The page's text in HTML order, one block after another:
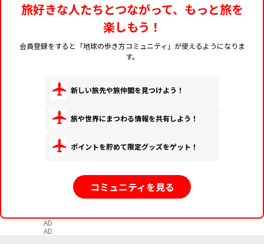
旅好きな人たちとつながって、もっと旅を
楽しもう！
会員登録をすると「地球の歩き方コミュニティ」が使えるようになりま
す。
新しい旅先や旅仲間を見つけよう！
旅や世界にまつわる情報を共有しよう！
ポイントを貯めて限定グッズをゲット！
コミュニティを見る
AD
AD